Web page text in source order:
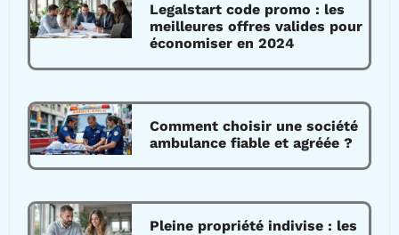
Legalstart code promo : les
meilleures offres valides pour
économiser en 2024
Comment choisir une société
ambulance fiable et agréée ?
Pleine propriété indivise : les